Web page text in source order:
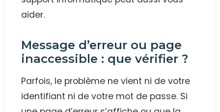
aider.
Message d’erreur ou page
inaccessible : que vérifier ?
Parfois, le problème ne vient ni de votre
identifiant ni de votre mot de passe. Si